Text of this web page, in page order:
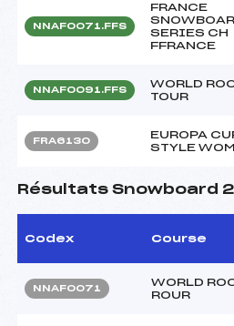
NNAF0071.FFS
FRANCE
SERIES CH
FFRANCE
NNAF0091.FFS
WORLD
TOUR
FRA6130
EUROPA
STYLE
Résultats Snowboard
Codex Course
NNAF0071
WORLD
ROUR